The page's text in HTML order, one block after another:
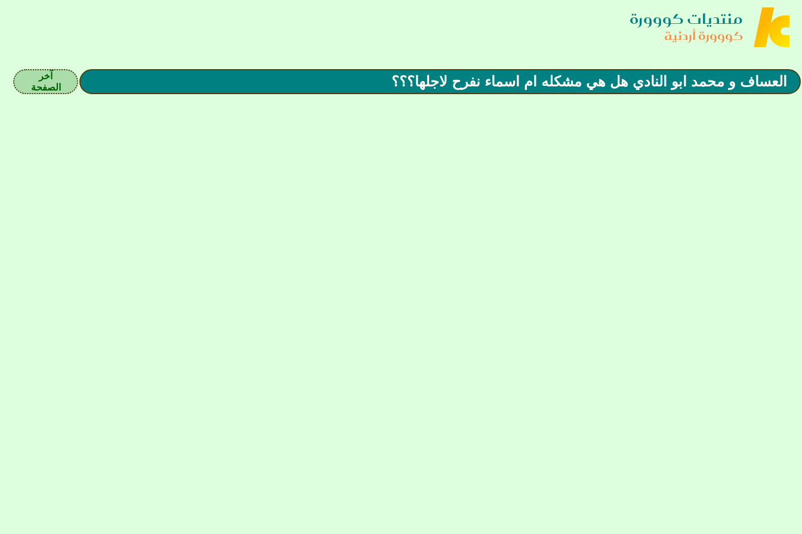
منتديات كووورة
كووورة أردنية
العساف و محمد ابو النادي هل هي مشكله ام اسماء نفرح لاجلها؟؟؟
آخر
الصفحة